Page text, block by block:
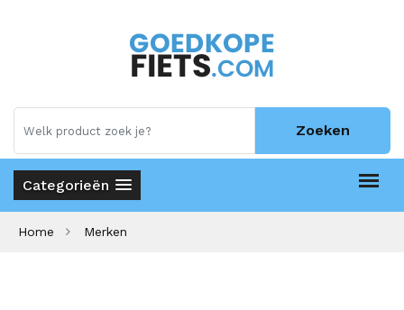
Zoeken
Categorieën
Home Merken